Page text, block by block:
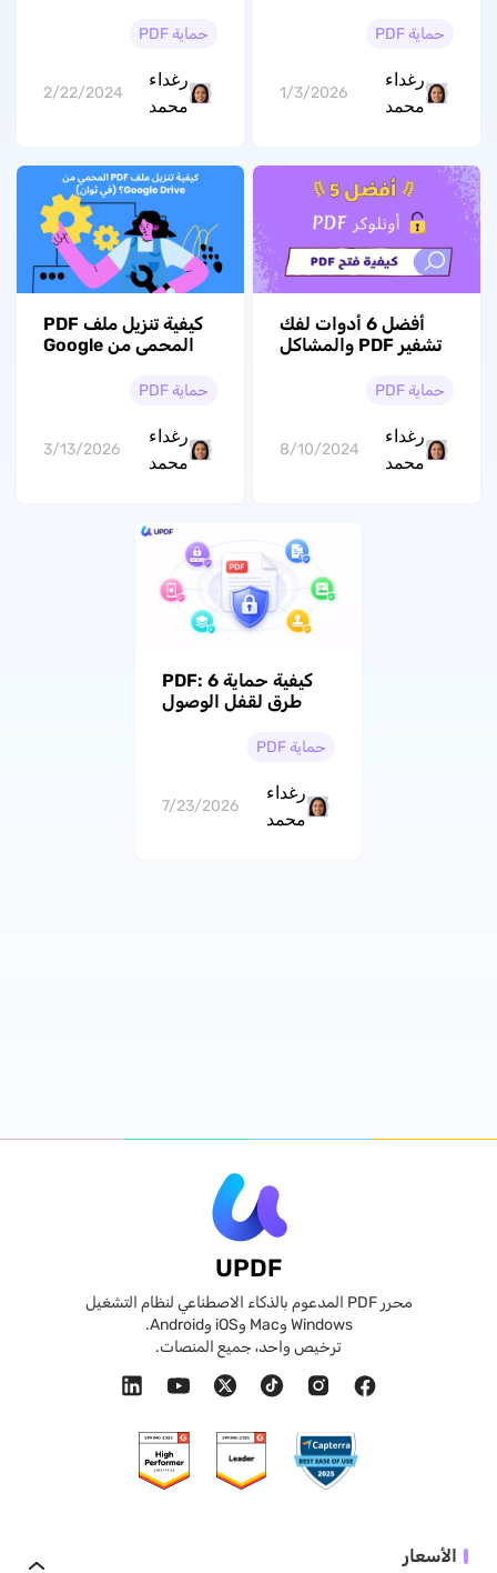
حماية PDF
رغداء
محمد
1/3/2026
حماية PDF
رغداء
محمد
2/22/2024
أفضل 6 أدوات لفك
تشفير PDF والمشاكل
حماية PDF
رغداء
محمد
8/10/2024
كيفية تنزيل ملف PDF
المحمي من Google
حماية PDF
رغداء
محمد
3/13/2026
كيفية حماية PDF: 6
طرق لقفل الوصول
حماية PDF
رغداء
محمد
7/23/2026
UPDF
محرر PDF المدعوم بالذكاء الاصطناعي لنظام التشغيل
Windows وMac وiOS وAndroid.
ترخيص واحد، جميع المنصات.
الأسعار